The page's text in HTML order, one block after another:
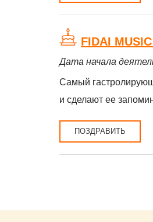
FIDAI
Дата начала
Самый
и сделают ее
ПОЗДРАВИТЬ